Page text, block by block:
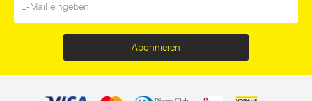
Abonnieren